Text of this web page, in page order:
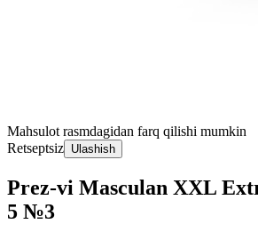
Mahsulot rasmdagidan farq qilishi mumkin
Retseptsiz Ulashish
Prez-vi Masculan XXL
5 №3